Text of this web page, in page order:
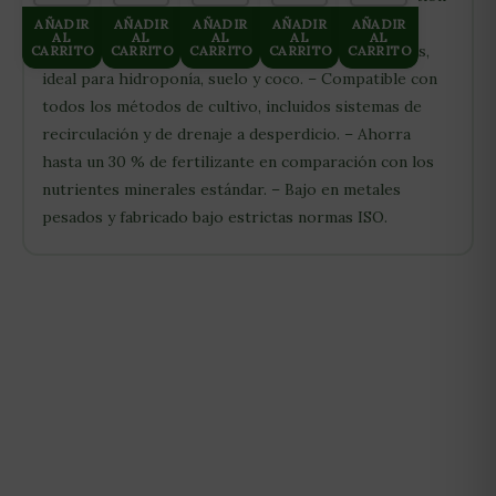
estable hasta 10 días en el depósito. – Totalmente
soluble en agua – No deja residuos ni obstrucciones,
ideal para hidroponía, suelo y coco. – Compatible con
todos los métodos de cultivo, incluidos sistemas de
recirculación y de drenaje a desperdicio. – Ahorra
hasta un 30 % de fertilizante en comparación con los
nutrientes minerales estándar. – Bajo en metales
pesados y fabricado bajo estrictas normas ISO.
AÑADIR
AL
CARRITO
AÑADIR
AL
CARRITO
AÑADIR
AL
CARRITO
AÑADIR
AL
CARRITO
AÑADIR
AL
CARRITO